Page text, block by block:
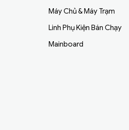
Máy Chủ & Máy Trạm
Linh Phụ Kiện Bán Chạy
Mainboard